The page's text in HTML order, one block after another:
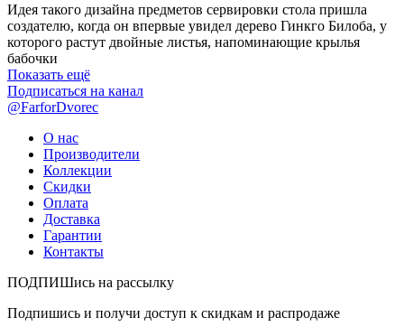
Идея такого дизайна предметов сервировки стола пришла
создателю, когда он впервые увидел дерево Гинкго Билоба, у
которого растут двойные листья, напоминающие крылья
бабочки
Показать ещё
Подписаться на канал
@FarforDvorec
О нас
Производители
Коллекции
Скидки
Оплата
Доставка
Гарантии
Контакты
ПОДПИШись на рассылку
Подпишись и получи доступ к скидкам и распродаже